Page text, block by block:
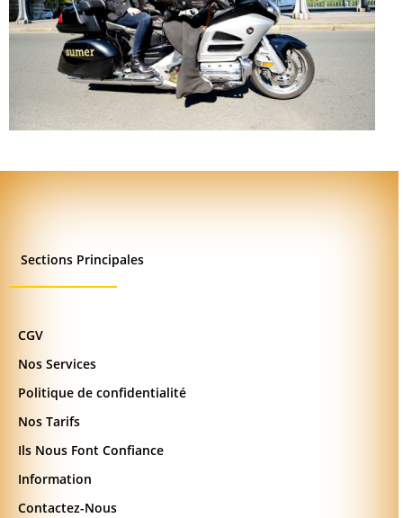
Sections Principales
CGV
Nos Services
Politique de confidentialité
Nos Tarifs
Ils Nous Font Confiance
Information
Contactez-Nous